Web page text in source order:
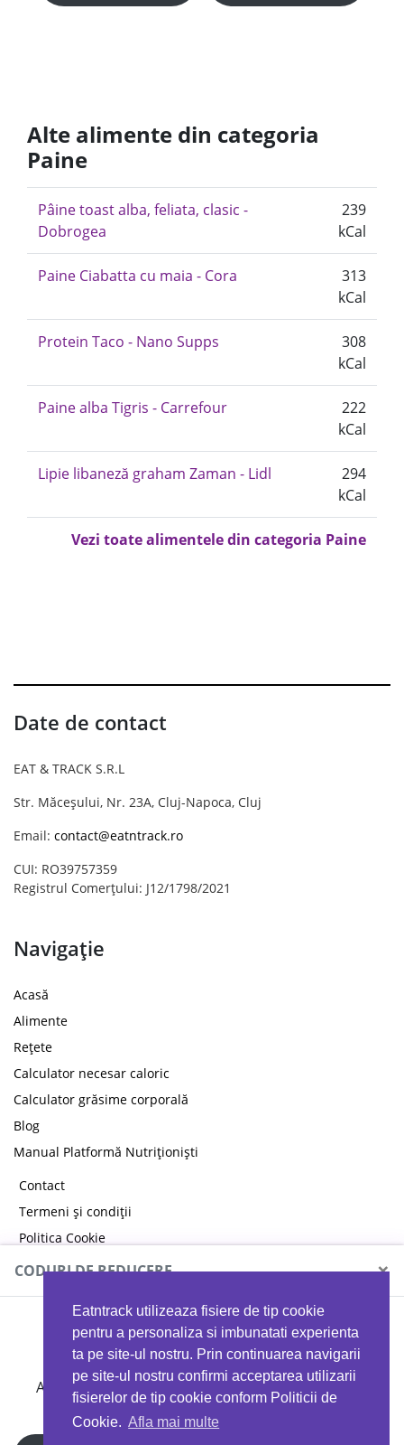
Eatntrack utilizeaza fisiere de tip cookie
pentru a personaliza si imbunatati experienta
ta pe site-ul nostru. Prin continuarea navigarii
pe site-ul nostru confirmi acceptarea utilizarii
fisierelor de tip cookie conform Politicii de
Cookie. Afla mai multe
Alte alimente din categoria
Paine
Pâine toast alba, feliata, clasic -
Dobrogea
239
kCal
Paine Ciabatta cu maia - Cora
313
kCal
Protein Taco - Nano Supps
308
kCal
Paine alba Tigris - Carrefour
222
kCal
Lipie libaneză graham Zaman - Lidl
294
kCal
Vezi toate alimentele din categoria Paine
Date de contact
EAT & TRACK S.R.L
Str. Măceșului, Nr. 23A, Cluj-Napoca, Cluj
Email: contact@eatntrack.ro
CUI: RO39757359
Registrul Comerțului: J12/1798/2021
Navigație
Acasă
Alimente
Rețete
Calculator necesar caloric
Calculator grăsime corporală
Blog
Manual Platformă Nutriționiști
Contact
Termeni și condiții
Politica Cookie
Politica de confidențialitate
CODURI DE REDUCERE ×
MYPROTEIN
Ai 40%reducere la orice comandă folosind codul
EATTRACK